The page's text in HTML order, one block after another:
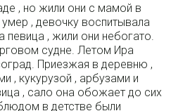
, но жили они с мамой в
, девочку воспитывала
, жили они небогато.
судне. Летом Ира
Приезжая в деревню ,
, кукурузой , арбузами и
, сало она обожает до сих
в детстве были